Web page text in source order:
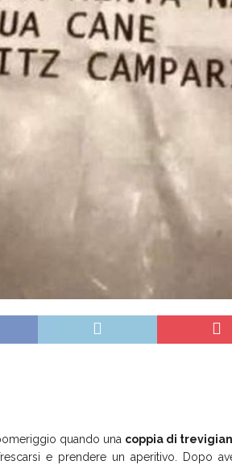
quando una coppia di
e prendere un aperitivo. Dopo